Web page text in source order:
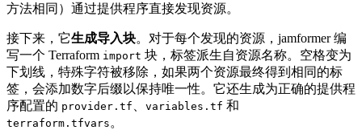
方法相同）通过提供程序直接发现资源。
接下来，它生成导入块。对于每个发现的资源，jamformer 编
写一个 Terraform import 块，标签派生自资源名称。空格变为
下划线，特殊字符被移除，如果两个资源最终得到相同的标
签，会添加数字后缀以保持唯一性。它还生成为正确的提供程
序配置的 provider.tf variables.tf 和
terraform.tfvars 。